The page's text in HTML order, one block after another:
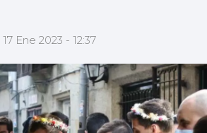
17 Ene 2023 - 12:37